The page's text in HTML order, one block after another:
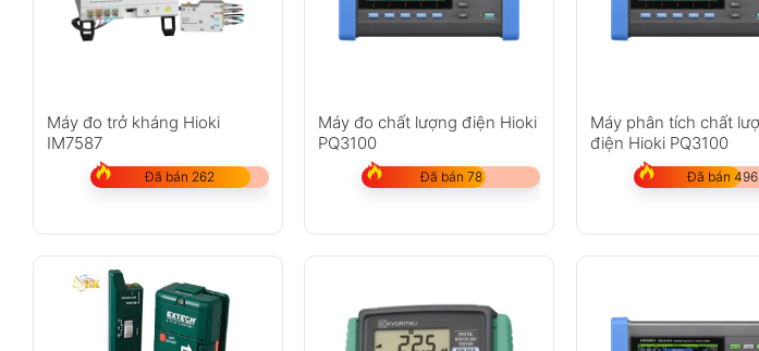
Máy đo trở kháng Hioki
IM7587
Đã bán 262
Máy đo chất lượng điện Hioki
PQ3100
Đã bán 78
Máy phân tích chất
điện Hioki PQ3100
Đã bán 496